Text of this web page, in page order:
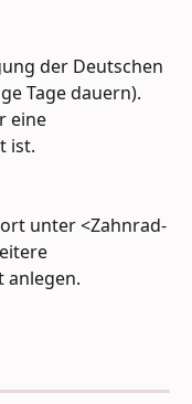
der Deutschen
Tage dauern).
eine
ist.
unter <Zahnrad-
anlegen.